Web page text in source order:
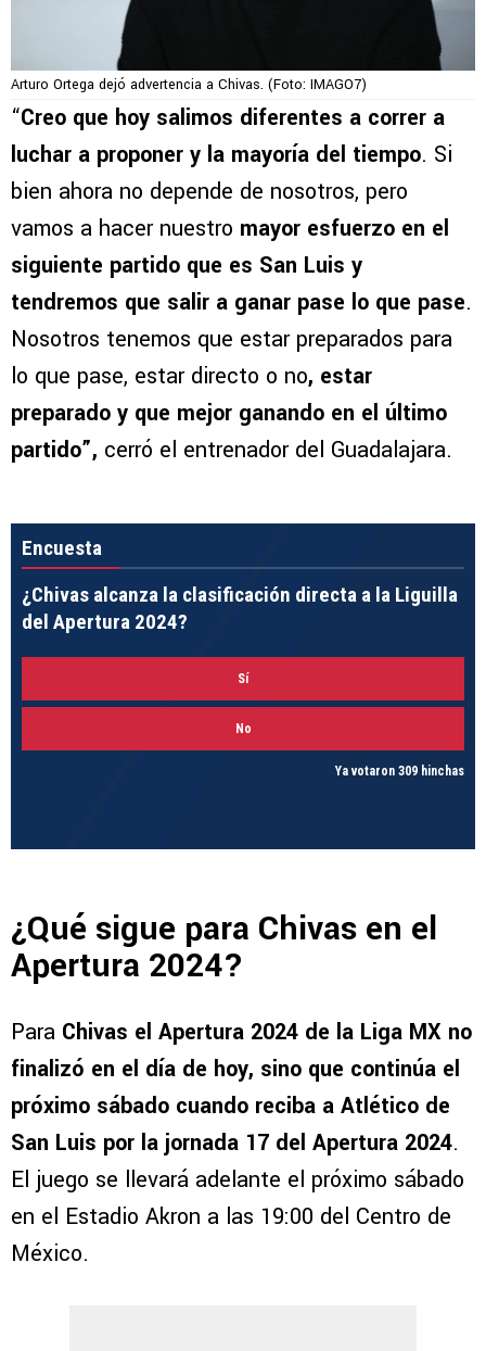
Arturo Ortega dejó advertencia a Chivas. (Foto: IMAGO7)
“Creo que hoy salimos diferentes a correr a
luchar a proponer y la mayoría del tiempo. Si
bien ahora no depende de nosotros, pero
vamos a hacer nuestro mayor esfuerzo en el
siguiente partido que es San Luis y
tendremos que salir a ganar pase lo que pase.
Nosotros tenemos que estar preparados para
lo que pase, estar directo o no, estar
preparado y que mejor ganando en el último
partido”, cerró el entrenador del Guadalajara.
Encuesta
¿Chivas alcanza la clasificación directa a la Liguilla
del Apertura 2024?
Sí
No
Ya votaron 309 hinchas
¿Qué sigue para Chivas en el
Apertura 2024?
Para Chivas el Apertura 2024 de la Liga MX no
finalizó en el día de hoy, sino que continúa el
próximo sábado cuando reciba a Atlético de
San Luis por la jornada 17 del Apertura 2024.
El juego se llevará adelante el próximo sábado
en el Estadio Akron a las 19:00 del Centro de
México.